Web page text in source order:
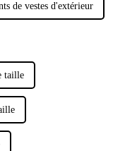
de vestes d'extérieur
taille